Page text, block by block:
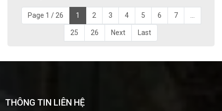
Page 1 / 26 1 2 3 4 5 6 7 ...
25 26 Next Last
THÔNG TIN LIÊN HỆ